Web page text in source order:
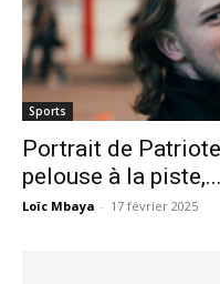
Sports
Portrait de
pelouse à la piste,...
Loïc Mbaya - 17 février 2025